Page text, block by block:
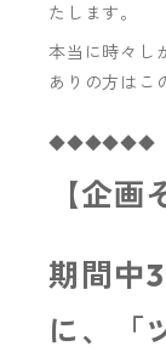
たします。
本当に時々し
ありの方はこ
◆◆◆◆◆◆
【企画
期間中
に、「